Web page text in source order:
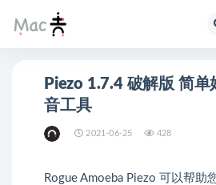
Piezo 1.7.4 破解版 简单好用的应用录
音工具
2021-06-25 428
Rogue Amoeba Piezo 可以帮助